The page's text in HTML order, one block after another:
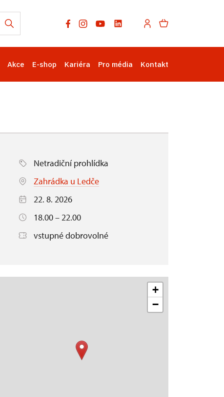
Akce E-shop Kariéra Pro média Kontakt
Netradiční prohlídka
Zahrádka u Ledče
22. 8. 2026
18.00 – 22.00
vstupné dobrovolné
+
−